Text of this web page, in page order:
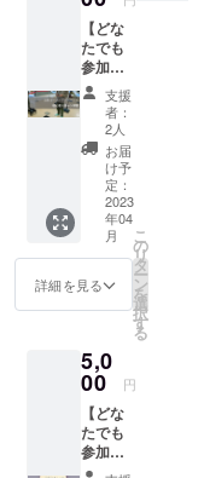
付され
ません
※寄附受
領証明
書（領
収書）
発行の
ため、
「苗字
と名前
（例：
田中太
郎）」
と「住
入をお
願いし
ます。
バック
パネル
には、
25㎝
×25㎝の
枠が横8
個、縦8
個並ぶ
予定で
す。 文
字の大
きさ
や、パ
ネルの
色はこ
での作
成にな
ので、
ご了承
くださ
【どな
たでも
参加
可】 ド
ローン
体験：
プレイ
ベント
での出
張コー
スド
ローン
体験1名
(30分程
度) ( 小
人の方
を対象)
日程：
2023年
5～6月
開催予
定 1か
支援
者：
2人
お届
け予
定：
2023
年04
月
詳細を見る
こ
の
リ
タ
ー
ン
を
選
択
す
る
5,0
00 円
【どな
たでも
参加
可】 活